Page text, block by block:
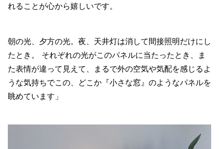
れることが心から嬉しいです。
朝の光、夕方の光。夜、天井灯は消して間接照明だけにし
たとき。 それぞれの光がこのパネルに当たったとき、ま
た表情が違って見えて、まるで外の空気や気配を感じるよ
うな気持ちでこの、どこか『小さな窓』のようなパネルを
眺めています」